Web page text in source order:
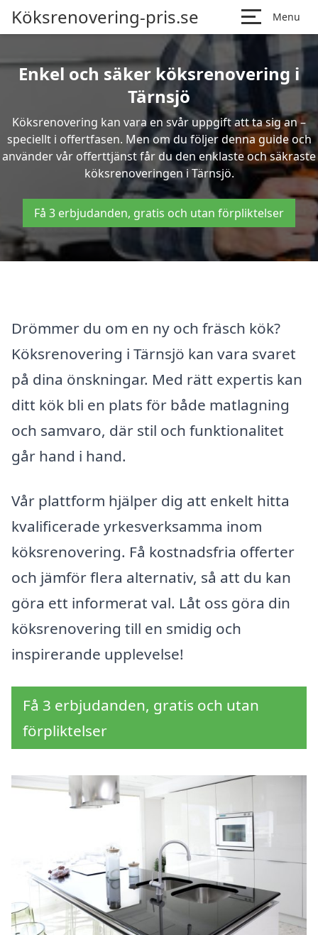
Köksrenovering-pris.se Menu
Enkel och säker köksrenovering i
Tärnsjö
Köksrenovering kan vara en svår uppgift att ta sig an –
speciellt i offertfasen. Men om du följer denna guide och
använder vår offerttjänst får du den enklaste och säkraste
köksrenoveringen i Tärnsjö.
Få 3 erbjudanden, gratis och utan förpliktelser
Drömmer du om en ny och fräsch kök?
Köksrenovering i Tärnsjö kan vara svaret
på dina önskningar. Med rätt expertis kan
ditt kök bli en plats för både matlagning
och samvaro, där stil och funktionalitet
går hand i hand.
Vår plattform hjälper dig att enkelt hitta
kvalificerade yrkesverksamma inom
köksrenovering. Få kostnadsfria offerter
och jämför flera alternativ, så att du kan
göra ett informerat val. Låt oss göra din
köksrenovering till en smidig och
inspirerande upplevelse!
Få 3 erbjudanden, gratis och utan
förpliktelser